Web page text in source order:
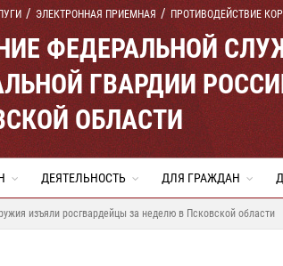
ЭЛЕКТРОННАЯ ПРИЕМНАЯ ПРОТИВОДЕЙСТВИЕ
ФЕДЕРАЛЬНОЙ
ГВАРДИИ
ОБЛАСТИ
ДЕЯТЕЛЬНОСТЬ ДЛЯ ГРАЖДАН
изъяли росгвардейцы за неделю в Псковской области